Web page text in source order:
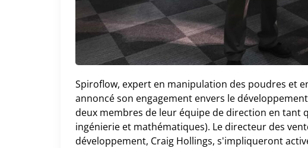
Spiroflow, expert en manipulation des poudres et
annoncé son engagement envers le
deux membres de leur équipe de direction en tant
ingénierie et mathématiques). Le directeur des
développement, Craig Hollings, s'impliqueront